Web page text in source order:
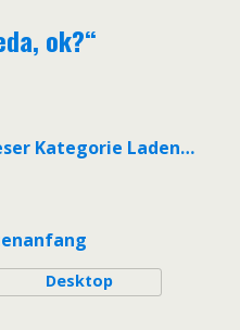
ok?“
Kategorie Laden…
Desktop